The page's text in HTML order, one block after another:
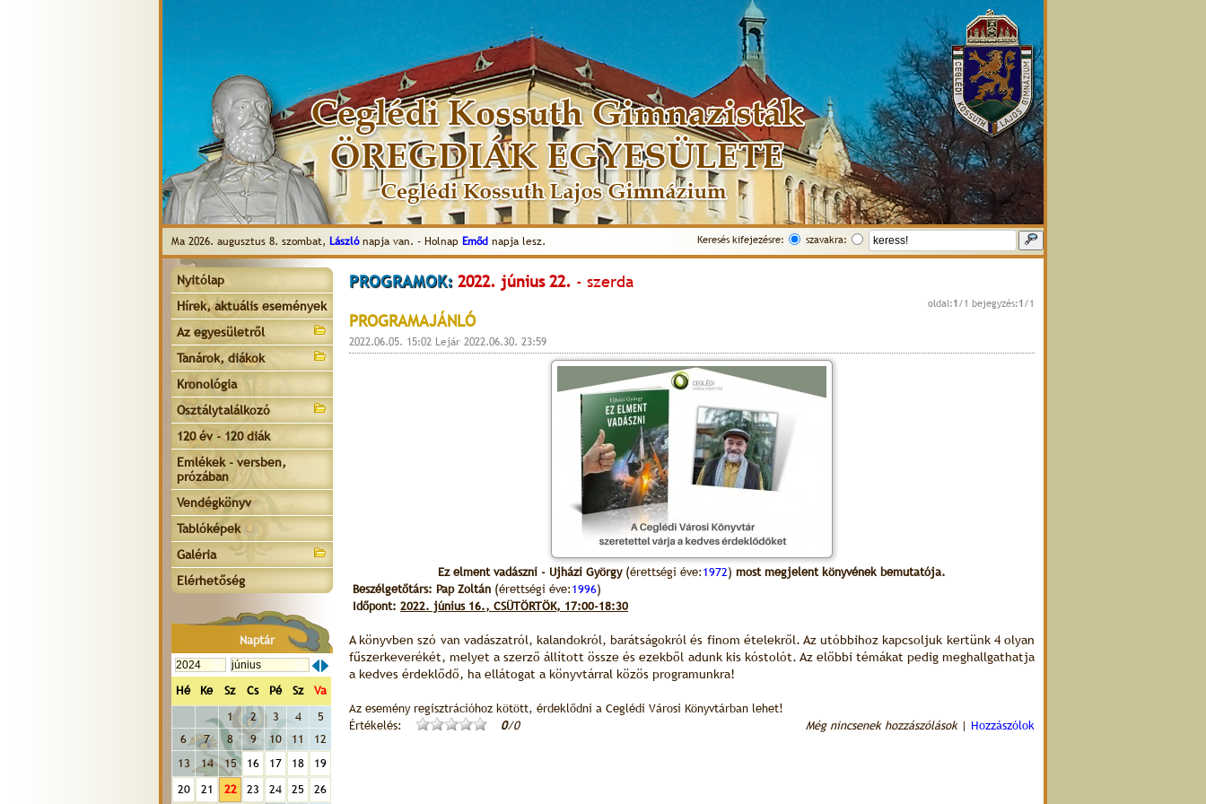
Ma 2026. augusztus 8. szombat, Lászlónapja van. - Holnap Emőd napja lesz. Keresés kifejezésre: szavakra:
Nyitólap
Hírek, aktuális események
Az egyesületről
Tanárok, diákok
Kronológia
Osztálytalálkozó
120 év - 120 diák
Emlékek - versben,
prózában
Vendégkönyv
Tablóképek
Galéria
Elérhetőség
Naptár
Hé Ke Sz Cs Pé Sz
Va
1
2 3 4
5
6
7 8 9 10 11
12
13
14 15 16 17 18
19
20
21 22 23 24 25 26
PROGRAMOK: 2022. június 22. - szerda
oldal:1 /1 bejegyzés:1 /1
PROGRAMAJÁNLÓ
2022.06.05. 15:02 Lejár 2022.06.30. 23:59
Ez elment vadászni - Ujházi György(érettségi éve: 1972) most megjelent könyvének bemutatója.
Beszélgetőtárs: Pap Zoltán (érettségi éve: 1996)
Időpont: 2022. június 16., CSÜTÖRTÖK, 17:00-18:30
A könyvben szó van vadászatról, kalandokról, barátságokról és finom ételekről. Az utóbbihoz kapcsoljuk kertünk 4 olyan
fűszerkeverékét, melyet a szerző állított össze és ezekből adunk kis kóstolót. Az előbbi témákat pedig meghallgathatja
a kedves érdeklődő, ha ellátogat a könyvtárral közös programunkra!
Az esemény regisztrációhoz kötött, érdeklődni a Ceglédi Városi Könyvtárban lehet!
Értékelés:
0/0 Még nincsenek hozzászólások| Hozzászólok